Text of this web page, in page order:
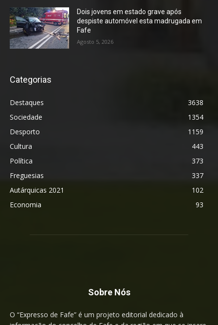
Dois jovens em estado grave após
despiste automóvel esta madrugada em
Fafe
Agosto 5, 2026
Categorias
Destaques
3638
Sociedade
1354
Desporto
1159
Cultura
443
Política
373
Freguesias
337
Autárquicas 2021
102
Economia
93
Sobre Nós
O “Expresso de Fafe” é um projeto editorial dedicado à